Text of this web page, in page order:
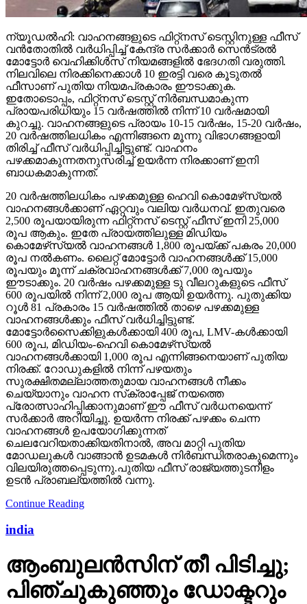
ന്യൂഡല്‍ഹി: വാഹനങ്ങളുടെ ഫിറ്റ്‌നസ് ടെസ്റ്റിനുള്ള ഫീസ്
വന്‍തോതില്‍ വര്‍ധിപ്പിച്ച് കേന്ദ്ര സര്‍ക്കാര്‍ സെന്‍ട്രല്‍
മോട്ടോര്‍ വെഹിക്കിള്‍സ് നിയമങ്ങളില്‍ ഭേദഗതി വരുത്തി.
നിലവിലെ നിരക്കിനെക്കാള്‍ 10 ഇരട്ടി വരെ കൂടുതല്‍
ഫീസാണ് പുതിയ നിയമപ്രകാരം ഈടാക്കുക.
ഇതോടൊപ്പം, ഫിറ്റ്‌നസ് ടെസ്റ്റ് നിര്‍ബന്ധമാകുന്ന
പ്രായപരിധിയും 15 വര്‍ഷത്തില്‍ നിന്ന് 10 വര്‍ഷമായി
കുറച്ചു. വാഹനങ്ങളുടെ പ്രായം 10-15 വര്‍ഷം, 15-20 വര്‍ഷം,
20 വര്‍ഷത്തിലധികം എന്നിങ്ങനെ മൂന്നു വിഭാഗങ്ങളായി
തിരിച്ച് ഫീസ് വര്‍ധിപ്പിച്ചിട്ടുണ്ട്. വാഹനം
പഴക്കമാകുന്നതനുസരിച്ച് ഉയര്‍ന്ന നിരക്കാണ് ഇനി
ബാധകമാകുന്നത്.
20 വര്‍ഷത്തിലധികം പഴക്കമുള്ള ഹെവി കൊമേഴ്‌സ്യല്‍
വാഹനങ്ങള്‍ക്കാണ് ഏറ്റവും വലിയ വര്‍ധനവ്. ഇതുവരെ
2,500 രൂപയായിരുന്ന ഫിറ്റ്‌നസ് ടെസ്റ്റ് ഫീസ് ഇനി 25,000
രൂപ ആകും. ഇതേ പ്രായത്തിലുള്ള മിഡിയം
കൊമേഴ്‌സ്യല്‍ വാഹനങ്ങള്‍ 1,800 രൂപയ്ക്ക് പകരം 20,000
രൂപ നല്‍കണം. ലൈറ്റ് മോട്ടോര്‍ വാഹനങ്ങള്‍ക്ക് 15,000
രൂപയും മൂന്ന് ചക്രവാഹനങ്ങള്‍ക്ക് 7,000 രൂപയും
ഈടാക്കും. 20 വര്‍ഷം പഴക്കമുള്ള ടു വീലറുകളുടെ ഫീസ്
600 രൂപയില്‍ നിന്ന് 2,000 രൂപ ആയി ഉയര്‍ന്നു. പുതുക്കിയ
റൂള്‍ 81 പ്രകാരം 15 വര്‍ഷത്തില്‍ താഴെ പഴക്കമുള്ള
വാഹനങ്ങള്‍ക്കും ഫീസ് വര്‍ധിച്ചിട്ടുണ്ട്.
മോട്ടോര്‍സൈക്കിളുകള്‍ക്കായി 400 രൂപ, LMV-കള്‍ക്കായി
600 രൂപ, മിഡിയം-ഹെവി കൊമേഴ്‌സ്യല്‍
വാഹനങ്ങള്‍ക്കായി 1,000 രൂപ എന്നിങ്ങനെയാണ് പുതിയ
നിരക്ക്. റോഡുകളില്‍ നിന്ന് പഴയതും
സുരക്ഷിതമല്ലാത്തതുമായ വാഹനങ്ങള്‍ നീക്കം
ചെയ്യാനും വാഹന സ്‌ക്രാപ്പേജ് നയത്തെ
പ്രോത്സാഹിപ്പിക്കാനുമാണ് ഈ ഫീസ് വര്‍ധനയെന്ന്
സര്‍ക്കാര്‍ അറിയിച്ചു. ഉയര്‍ന്ന നിരക്ക് പഴക്കം ചെന്ന
വാഹനങ്ങള്‍ ഉപയോഗിക്കുന്നത്
ചെലവേറിയതാക്കിയതിനാല്‍, അവ മാറ്റി പുതിയ
മോഡലുകള്‍ വാങ്ങാന്‍ ഉടമകള്‍ നിര്‍ബന്ധിതരാകുമെന്നും
വിലയിരുത്തപ്പെടുന്നു.പുതിയ ഫീസ് രാജ്യത്തുടനീളം
ഉടന്‍ പ്രാബല്യത്തില്‍ വന്നു.
Continue Reading
india
ആംബുലന്‍സിന് തീ പിടിച്ചു;
പിഞ്ചുകുഞ്ഞും ഡോക്ടറും